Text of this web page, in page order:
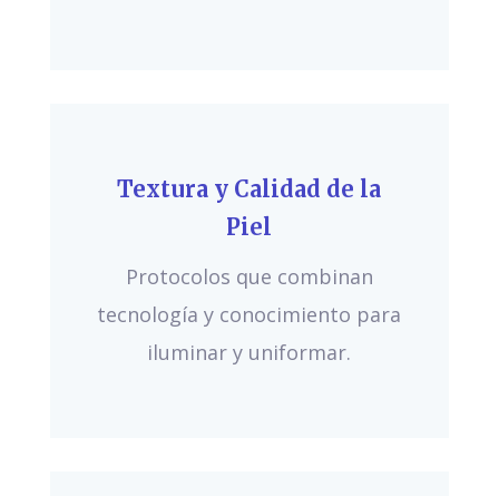
Textura y Calidad de la
Piel
Protocolos que combinan
tecnología y conocimiento para
iluminar y uniformar.